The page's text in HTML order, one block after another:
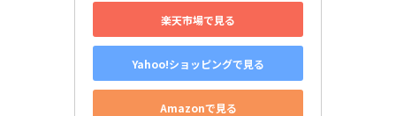
楽天市場で見る
Yahoo!ショッピングで見る
Amazonで見る